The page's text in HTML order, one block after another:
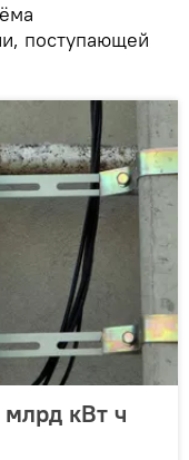
поступающей
кВт ч